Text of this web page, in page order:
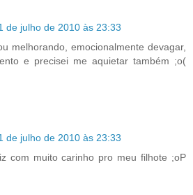
de julho de 2010 às 23:33
melhorando, emocionalmente devagar,
e precisei me aquietar também ;o(
de julho de 2010 às 23:33
com muito carinho pro meu filhote ;oP